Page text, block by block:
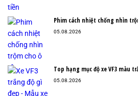
Phim cách nhiệt chống nhìn
05.08.2026
Top hạng mục độ xe VF3 màu
05.08.2026